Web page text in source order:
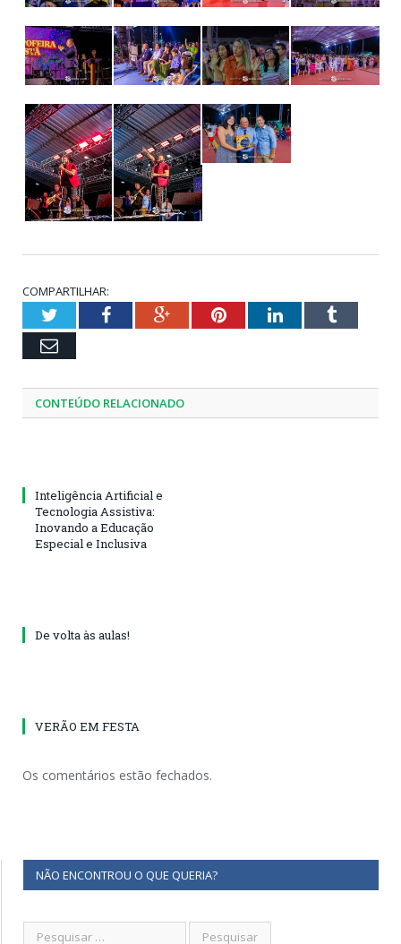
COMPARTILHAR:
TwitterFacebookGoogle+PinterestLinkedInTumblr
Email
CONTEÚDO RELACIONADO
Inteligência Artificial e
Tecnologia Assistiva:
Inovando a Educação
Especial e Inclusiva
De volta às aulas!
VERÃO EM FESTA
Os comentários estão fechados.
NÃO ENCONTROU O QUE QUERIA?